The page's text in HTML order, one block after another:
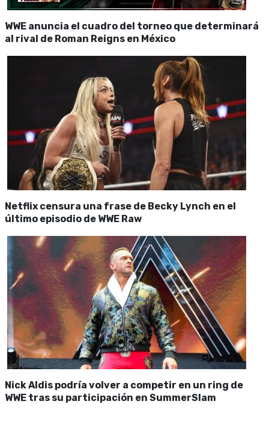
WWE anuncia el cuadro del torneo que determinará
al rival de Roman Reigns en México
Netflix censura una frase de Becky Lynch en el
último episodio de WWE Raw
Nick Aldis podría volver a competir en un ring de
WWE tras su participación en SummerSlam